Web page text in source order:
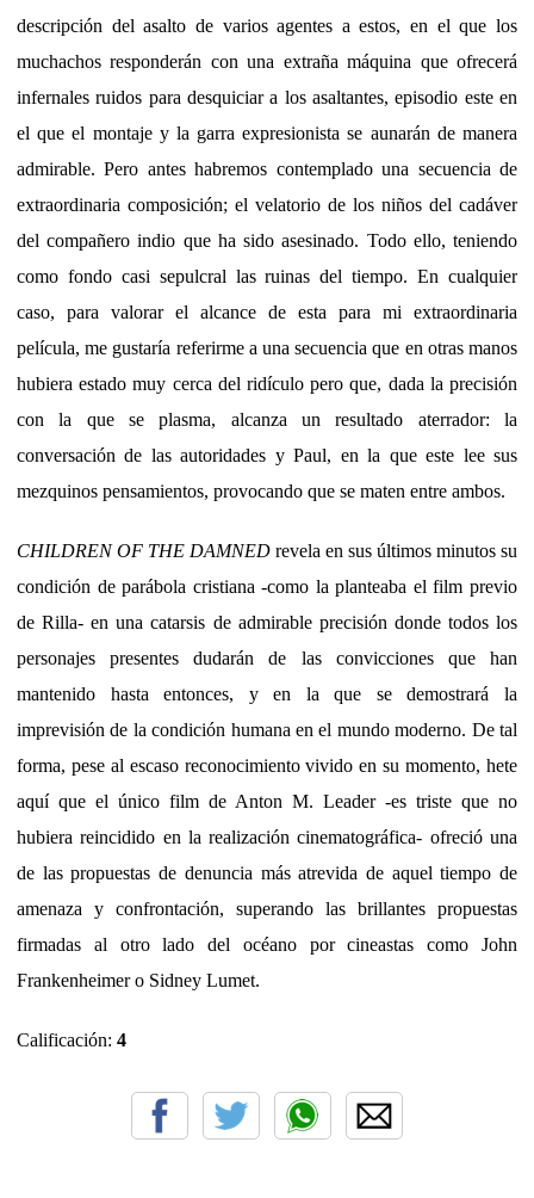
descripción del asalto de varios agentes a estos, en el que los
muchachos responderán con una extraña máquina que ofrecerá
infernales ruidos para desquiciar a los asaltantes, episodio este en
el que el montaje y la garra expresionista se aunarán de manera
admirable. Pero antes habremos contemplado una secuencia de
extraordinaria composición; el velatorio de los niños del cadáver
del compañero indio que ha sido asesinado. Todo ello, teniendo
como fondo casi sepulcral las ruinas del tiempo. En cualquier
caso, para valorar el alcance de esta para mi extraordinaria
película, me gustaría referirme a una secuencia que en otras manos
hubiera estado muy cerca del ridículo pero que, dada la precisión
con la que se plasma, alcanza un resultado aterrador: la
conversación de las autoridades y Paul, en la que este lee sus
mezquinos pensamientos, provocando que se maten entre ambos.
CHILDREN OF THE DAMNED revela en sus últimos minutos su
condición de parábola cristiana -como la planteaba el film previo
de Rilla- en una catarsis de admirable precisión donde todos los
personajes presentes dudarán de las convicciones que han
mantenido hasta entonces, y en la que se demostrará la
imprevisión de la condición humana en el mundo moderno. De tal
forma, pese al escaso reconocimiento vivido en su momento, hete
aquí que el único film de Anton M. Leader -es triste que no
hubiera reincidido en la realización cinematográfica- ofreció una
de las propuestas de denuncia más atrevida de aquel tiempo de
amenaza y confrontación, superando las brillantes propuestas
firmadas al otro lado del océano por cineastas como John
Frankenheimer o Sidney Lumet.
Calificación: 4